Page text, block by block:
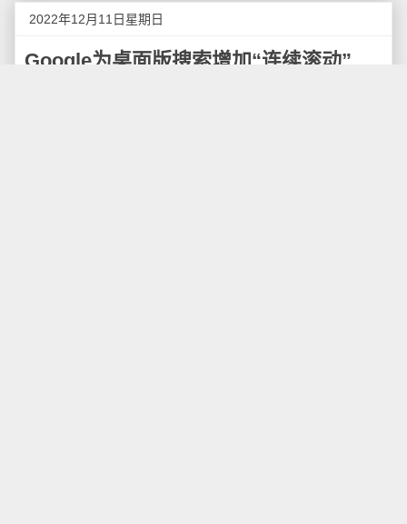
2022年12月11日星期日
Google为桌面版搜索增加“连续滚动”